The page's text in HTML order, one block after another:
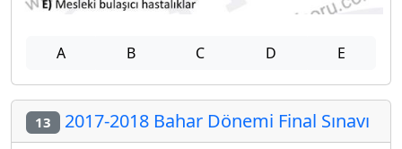
A B C D E
13 2017-2018 Bahar Dönemi Final Sınavı